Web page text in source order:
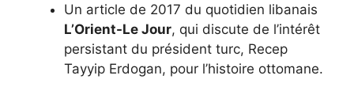
Un article de 2017 du quotidien libanais
L’Orient-Le Jour, qui discute de l’intérêt
persistant du président turc, Recep
Tayyip Erdogan, pour l’histoire ottomane.